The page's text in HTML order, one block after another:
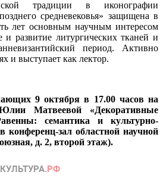
традиции в иконографии
средневековья» защищена в
лет основным научным интересом
и развитие литургических тканей и
период. Активно
и выступает как лектор.
9 октября в 17.00 часов на
Юлии Матвеевой «Декоративные
семантика и культурно-
в конференц-зал областной научной
д. 2, второй этаж).